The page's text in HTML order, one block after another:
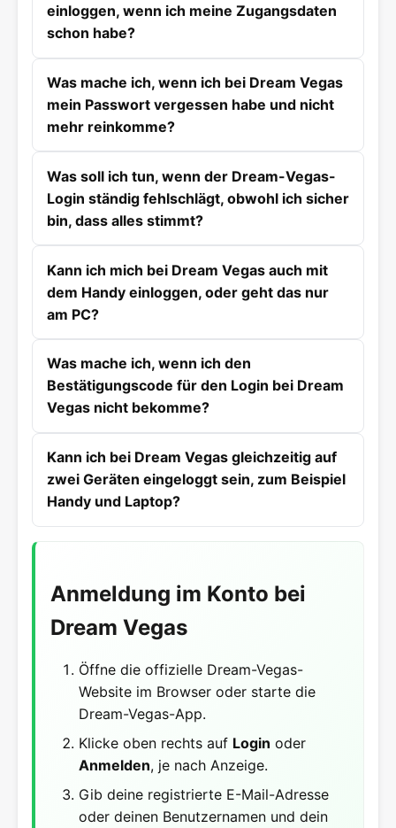
einloggen, wenn ich meine Zugangsdaten
schon habe?
Was mache ich, wenn ich bei Dream Vegas
mein Passwort vergessen habe und nicht
mehr reinkomme?
Was soll ich tun, wenn der Dream-Vegas-
Login ständig fehlschlägt, obwohl ich sicher
bin, dass alles stimmt?
Kann ich mich bei Dream Vegas auch mit
dem Handy einloggen, oder geht das nur
am PC?
Was mache ich, wenn ich den
Bestätigungscode für den Login bei Dream
Vegas nicht bekomme?
Kann ich bei Dream Vegas gleichzeitig auf
zwei Geräten eingeloggt sein, zum Beispiel
Handy und Laptop?
Anmeldung im Konto bei
Dream Vegas
Öffne die offizielle Dream-Vegas-
Website im Browser oder starte die
Dream-Vegas-App.
Klicke oben rechts auf Login oder
Anmelden, je nach Anzeige.
Gib deine registrierte E-Mail-Adresse
oder deinen Benutzernamen und dein